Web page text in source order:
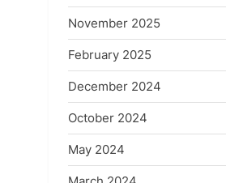
November 2025
February 2025
December 2024
October 2024
May 2024